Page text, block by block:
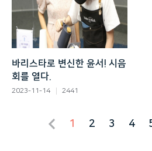
바리스타로 변신한 윤서! 시음
회를 열다.
2023-11-14 2441
1 2 3 4